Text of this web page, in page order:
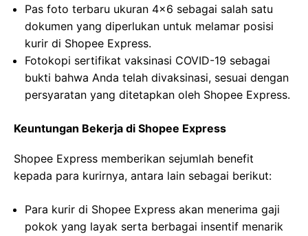
Pas foto terbaru ukuran 4×6 sebagai salah satu
dokumen yang diperlukan untuk melamar posisi
kurir di Shopee Express.
Fotokopi sertifikat vaksinasi COVID-19 sebagai
bukti bahwa Anda telah divaksinasi, sesuai dengan
persyaratan yang ditetapkan oleh Shopee Express.
Keuntungan Bekerja di Shopee Express
Shopee Express memberikan sejumlah benefit
kepada para kurirnya, antara lain sebagai berikut:
Para kurir di Shopee Express akan menerima gaji
pokok yang layak serta berbagai insentif menarik